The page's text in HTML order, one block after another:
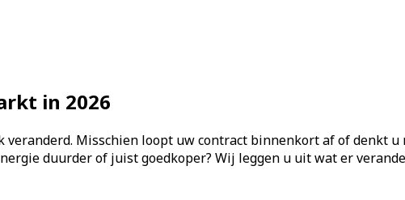
in 2026
Misschien loopt uw contract binnenkort af of denkt u
duurder of juist goedkoper? Wij leggen u uit wat er